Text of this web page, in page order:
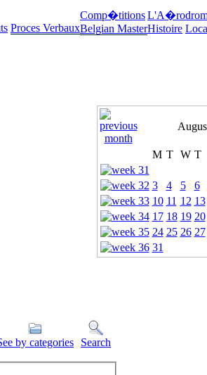
Proces Verbaux
Comp�titions
Belgian MasterHistoire
M T W T
3
4 5 6
10 11 12 13
17 18 19 20
24 25 26 27
31
by categories
Search